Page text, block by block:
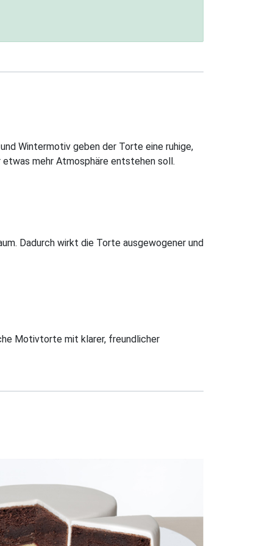
Wintermotiv geben der Torte eine ruhige,
mehr Atmosphäre entstehen soll.
Dadurch wirkt die Torte ausgewogener und
Motivtorte mit klarer, freundlicher